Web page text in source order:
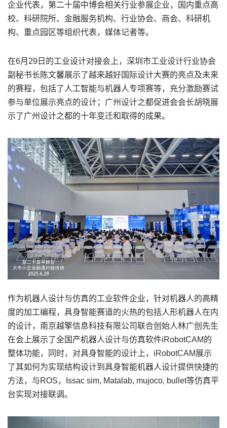
企业代表，第二十届中博会相关行业参展企业，国内重点高
校、科研院所、金融服务机构、行业协会、商会、科研机
构、重点园区等组织代表，媒体记者等。
在6月29日的工业设计对接会上，深圳市工业设计行业协会
副秘书长陈文馨展示了越来越好国际设计大赛的亮点及未来
的赛程，包括了人工智能与机器人专项赛等，充分激励赛试
参与单位展示亮点的设计；广州设计之都促进会会长胡晓展
示了广州设计之都的十年变迁和取得的成果。
作为机器人设计与仿真的工业软件企业，针对机器人的高精
度的加工编程，具身智能赛道的火热的包括人形机器人在内
的设计，南京越擎信息科技有限公司联合创始人林广创先生
在会上展示了全国产机器人设计与仿真软件iRobotCAM的
整体功能，同时，对具身智能的设计上，iRobotCAM展示
了其如何为实现结构设计到具身智能机器人设计提供快捷的
方法，与ROS，Issac sim, Matalab, mujoco, bullet等仿真平
台实现对接联调。